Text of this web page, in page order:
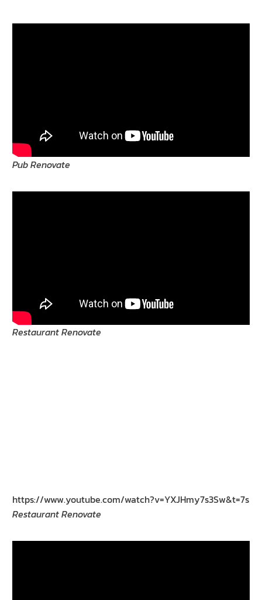
Pub Renovate
Restaurant Renovate
https://www.youtube.com/watch?v=YXJHmy7s3Sw&t=7s
Restaurant Renovate